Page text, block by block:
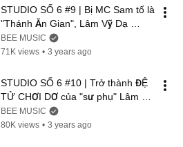
STUDIO SỐ 6 #9 | Bị MC Sam tố là
"Thánh Ăn Gian", Lâm Vỹ Dạ
khẳng định mình đã RỬA TAY
GÁC KIẾM
BEE MUSIC
71K views • 3 years ago
STUDIO SỐ 6 #10 | Trở thành ĐỆ
TỬ CHƠI DƠ của "sư phụ" Lâm Vỹ
Dạ, Anh Tú phải trả một cái giá TƠI
TẢ
BEE MUSIC
80K views • 3 years ago